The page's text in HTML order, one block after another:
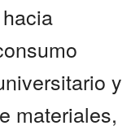
y
materiales,